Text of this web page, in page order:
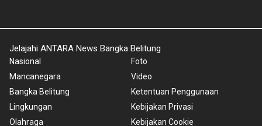
Jelajahi ANTARA News Bangka Belitung
Nasional
Mancanegara
Bangka Belitung
Lingkungan
Olahraga
Foto
Video
Ketentuan Penggunaan
Kebijakan Privasi
Kebijakan Cookie